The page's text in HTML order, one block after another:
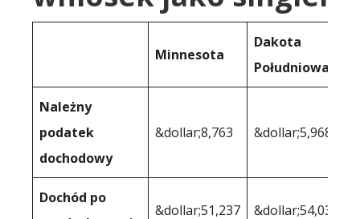
Minnesota
Dakota
Południowa
Należny
podatek
dochodowy
&dollar;8,763 &dollar;5,968
Dochód po
&dollar;51,237 &dollar;54,032